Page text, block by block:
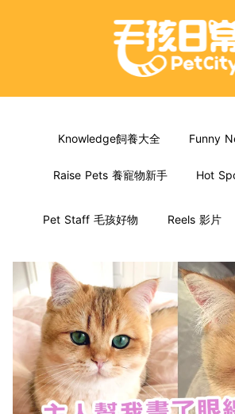
Knowledge飼養大全 Funny
Raise Pets 養寵物新手 Hot
Pet Staff 毛孩好物 Reels 影片